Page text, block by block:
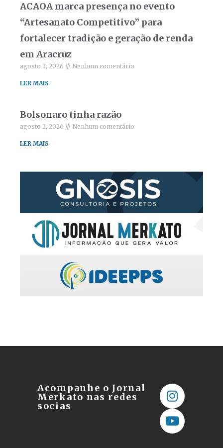
ACAOA marca presença no evento
“Artesanato Competitivo” para
fortalecer tradição e geração de renda
em Aracruz
agosto 3, 2026 Nenhum comentário
LER MAIS
Bolsonaro tinha razão
agosto 2, 2026 Nenhum comentário
LER MAIS
Acompanhe o Jornal
Merkato nas redes
socias